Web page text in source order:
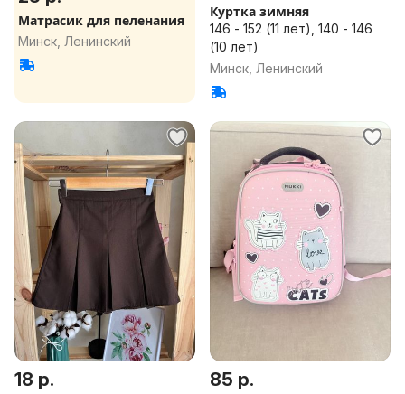
Матрасик для пеленания
Минск, Ленинский
Куртка зимняя
146 - 152 (11 лет), 140 - 146
(10 лет)
Минск, Ленинский
18 р. 85 р.